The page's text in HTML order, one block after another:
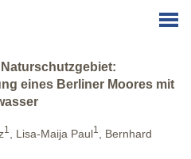
eines Berliner Moores mit
1 , Lisa-Maija Paul1
, Bernhard